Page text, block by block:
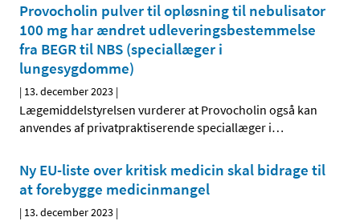
Provocholin pulver til opløsning til nebulisator
100 mg har ændret udleveringsbestemmelse
fra BEGR til NBS (speciallæger i
lungesygdomme)
| 13. december 2023 |
Lægemiddelstyrelsen vurderer at Provocholin også kan
anvendes af privatpraktiserende speciallæger i…
Ny EU-liste over kritisk medicin skal bidrage til
at forebygge medicinmangel
| 13. december 2023 |